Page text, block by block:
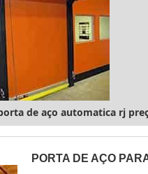
de aço automatica rj
PORTA DE AÇO